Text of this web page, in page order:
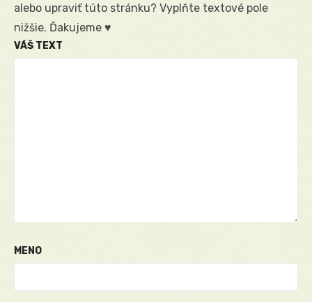
alebo upraviť túto stránku? Vyplňte textové pole
nižšie. Ďakujeme ♥
VÁŠ TEXT
MENO